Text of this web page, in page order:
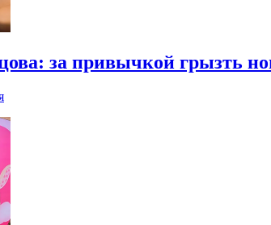
за привычкой грызть